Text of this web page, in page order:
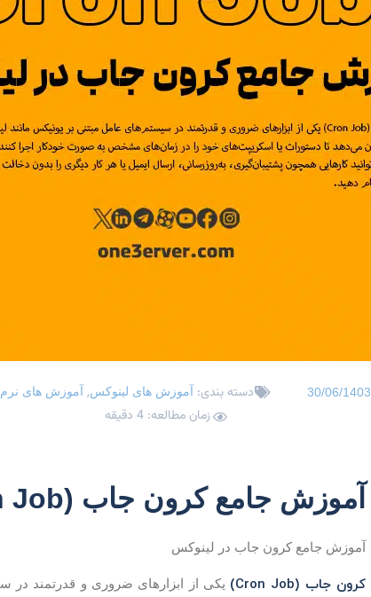
30/06/1403 دسته بندی: آموزش های لینوکس, آموزش های نرم
زمان مطالعه: 4 دقیقه
آموزش جامع کرون جاب (Cron Job) در لینوکس
آموزش جامع کرون جاب در لینوکس
کرون جاب (Cron Job)
یکی از ابزارهای ضروری و قدرتمند